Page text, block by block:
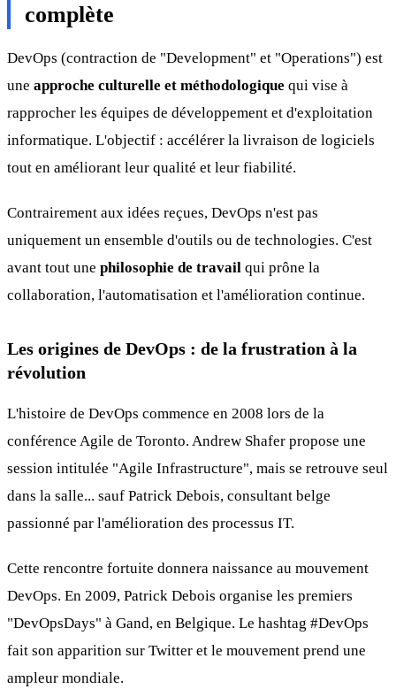
complète
DevOps (contraction de "Development" et "Operations") est
une approche culturelle et méthodologique qui vise à
rapprocher les équipes de développement et d'exploitation
informatique. L'objectif : accélérer la livraison de logiciels
tout en améliorant leur qualité et leur fiabilité.
Contrairement aux idées reçues, DevOps n'est pas
uniquement un ensemble d'outils ou de technologies. C'est
avant tout une philosophie de travail qui prône la
collaboration, l'automatisation et l'amélioration continue.
Les origines de DevOps : de la frustration à la
révolution
L'histoire de DevOps commence en 2008 lors de la
conférence Agile de Toronto. Andrew Shafer propose une
session intitulée "Agile Infrastructure", mais se retrouve seul
dans la salle... sauf Patrick Debois, consultant belge
passionné par l'amélioration des processus IT.
Cette rencontre fortuite donnera naissance au mouvement
DevOps. En 2009, Patrick Debois organise les premiers
"DevOpsDays" à Gand, en Belgique. Le hashtag #DevOps
fait son apparition sur Twitter et le mouvement prend une
ampleur mondiale.